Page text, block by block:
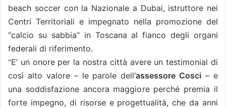
beach soccer con la Nazionale a Dubai, istruttore nei
Centri Territoriali e impegnato nella promozione del
“calcio su sabbia” in Toscana al fianco degli organi
federali di riferimento.
“E’ un onore per la nostra città avere un testimonial di
così alto valore – le parole dell’assessore Cosci – e
una soddisfazione ancora maggiore perché premia il
forte impegno, di risorse e progettualità, che da anni